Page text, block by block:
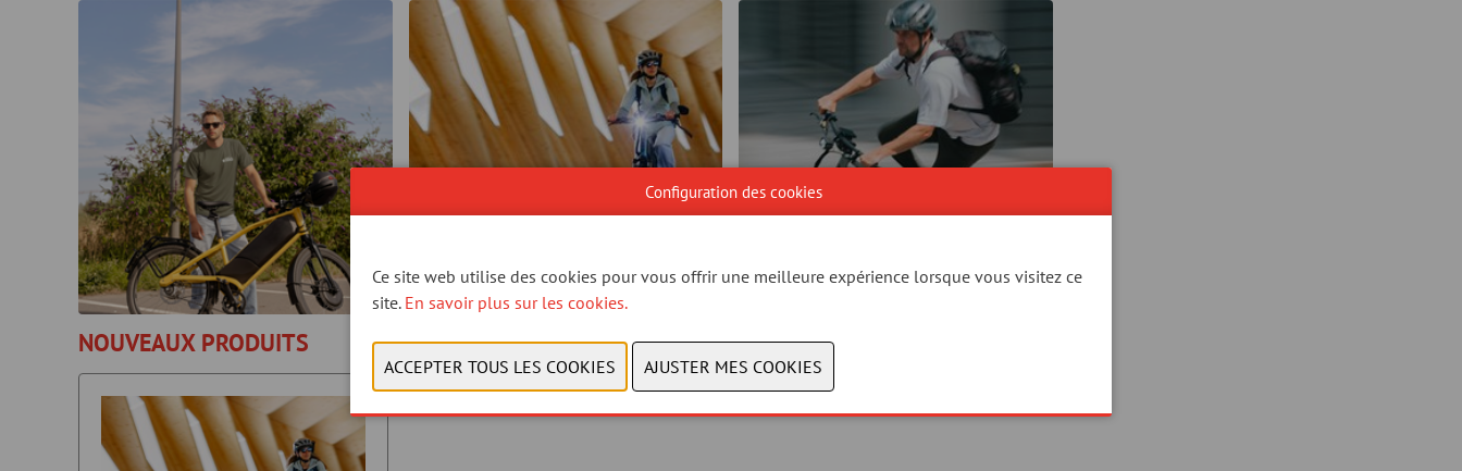
NOUVEAUX PRODUITS
Configuration des cookies
Ce site web utilise des cookies pour vous offrir une meilleure expérience lorsque vous visitez ce
site. En savoir plus sur les cookies.